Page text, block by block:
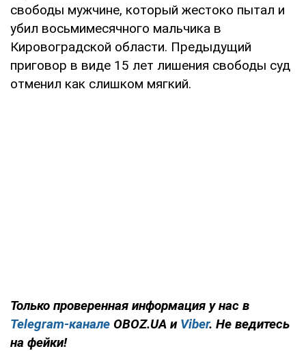
свободы мужчине, который жестоко пытал и
убил восьмимесячного мальчика в
Кировоградской области. Предыдущий
приговор в виде 15 лет лишения свободы суд
отменил как слишком мягкий.
Только проверенная информация у нас в
Telegram-канале OBOZ.UA и Viber. Не ведитесь
на фейки!